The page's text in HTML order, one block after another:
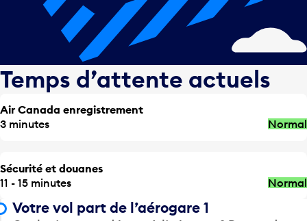
Temps d’attente actuels
Air Canada enregistrement
3 minutes
Normal
Sécurité et douanes
11 - 15 minutes
Normal
Votre vol part de l’aérogare 1